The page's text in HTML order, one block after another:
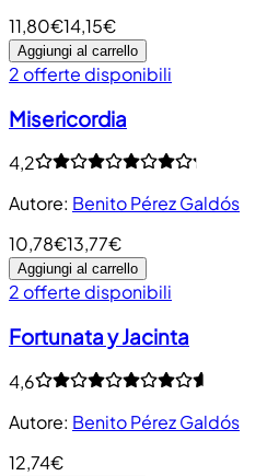
11,80€14,15€
Aggiungi al carrello
2 offerte disponibili
Misericordia
4,2
Autore: Benito Pérez Galdós
10,78€13,77€
Aggiungi al carrello
2 offerte disponibili
Fortunata y Jacinta
4,6
Autore: Benito Pérez Galdós
12,74€